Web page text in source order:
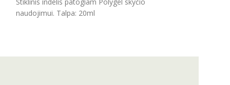
naudojimui. Talpa: 20ml